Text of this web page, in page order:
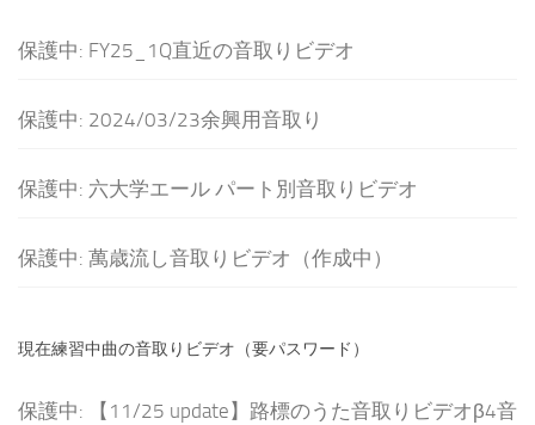
保護中: FY25_1Q直近の音取りビデオ
保護中: 2024/03/23余興用音取り
保護中: 六大学エール パート別音取りビデオ
保護中: 萬歳流し音取りビデオ（作成中）
現在練習中曲の音取りビデオ（要パスワード）
保護中: 【11/25 update】路標のうた音取りビデオβ4音